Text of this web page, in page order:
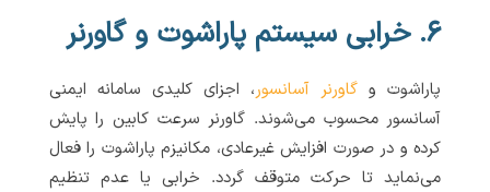
۶. خرابی سیستم پاراشوت و گاورنر
پاراشوت و گاورنر آسانسور، اجزای کلیدی سامانه ایمنی
آسانسور محسوب می‌شوند. گاورنر سرعت کابین را پایش
کرده و در صورت افزایش غیرعادی، مکانیزم پاراشوت را فعال
می‌نماید تا حرکت متوقف گردد. خرابی یا عدم تنظیم